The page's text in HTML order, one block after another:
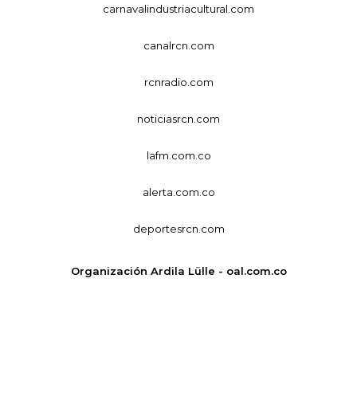
carnavalindustriacultural.com
canalrcn.com
rcnradio.com
noticiasrcn.com
lafm.com.co
alerta.com.co
deportesrcn.com
Organización Ardila Lülle - oal.com.co